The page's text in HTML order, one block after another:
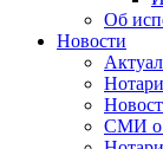
Об
Новости
СМИ о